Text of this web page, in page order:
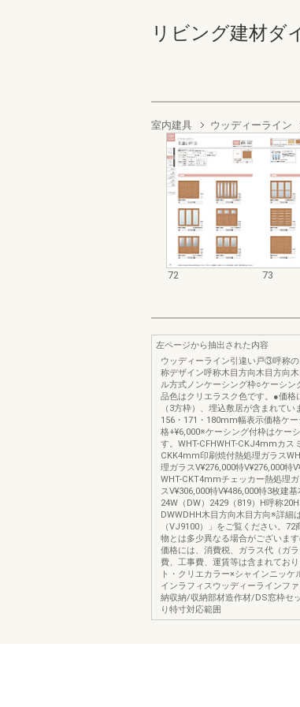
リビング建材ダ
室内建具 ウッディーライン
72 73
左ページから抽出された内容
ウッディーライン引違い戸③呼称
称デザイン呼称木目方向木目方向
ル方式ノンケーシング枠○ケーシ
品色はクリエラスク色です。●価格
（3方枠）、埋込敷居が含まれて
156・171・180mm幅表示価格ケ
格+¥6,000※ケーシング付枠はケー
す。WHT-CFHWHT-CKJ4mmカス
CKK4mm印刷焼付熱処理ガラス
理ガラスV¥276,000特V¥276,000特
WHT-CKT4mmチェッカー熱処理
スV¥306,000特V¥486,000特3枚建
24W（DW）2429（819）H呼称20H
DWWDHH木目方向木目方向※詳細
（VJ9100）」をご覧ください。
物とは多少異なる場合がございま
価格には、消費税、ガラス代（ガ
費、工事費、運賃等は含まれてお
ト・クリエカラー×シャインニッケ
インラフィスウッディーラインフ
納収納/収納部材造作材/DS窓枠セ
り特寸対応範囲